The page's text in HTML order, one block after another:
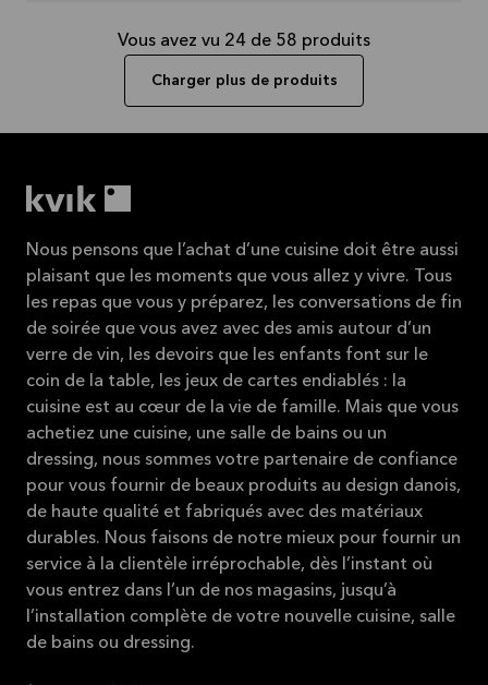
Vous avez vu 24 de 58 produits
Charger plus de produits
Nous pensons que l’achat d’une cuisine doit être aussi
plaisant que les moments que vous allez y vivre. Tous
les repas que vous y préparez, les conversations de fin
de soirée que vous avez avec des amis autour d’un
verre de vin, les devoirs que les enfants font sur le
coin de la table, les jeux de cartes endiablés : la
cuisine est au cœur de la vie de famille. Mais que vous
achetiez une cuisine, une salle de bains ou un
dressing, nous sommes votre partenaire de confiance
pour vous fournir de beaux produits au design danois,
de haute qualité et fabriqués avec des matériaux
durables. Nous faisons de notre mieux pour fournir un
service à la clientèle irréprochable, dès l’instant où
vous entrez dans l’un de nos magasins, jusqu’à
l’installation complète de votre nouvelle cuisine, salle
de bains ou dressing.